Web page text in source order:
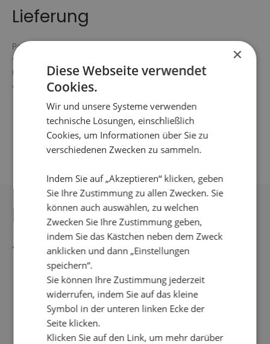
Lieferung
Pakete werden normalerweise innerhalb von 1-4 Tagen
versendet.
Unter besonderen Umständen kann es etwas länger
dauern.
DAS KÖNNTE IHNEN
AUCH GEFALLEN
×
Diese Webseite verwendet
Cookies.
Wir und unsere Systeme verwenden
technische Lösungen, einschließlich
Cookies, um Informationen über Sie zu
verschiedenen Zwecken zu sammeln.
Indem Sie auf „Akzeptieren“ klicken, geben
Sie Ihre Zustimmung zu allen Zwecken. Sie
können auch auswählen, zu welchen
Zwecken Sie Ihre Zustimmung geben,
indem Sie das Kästchen neben dem Zweck
anklicken und dann „Einstellungen
speichern“.
Sie können Ihre Zustimmung jederzeit
widerrufen, indem Sie auf das kleine
Symbol in der unteren linken Ecke der
Seite klicken.
Klicken Sie auf den Link, um mehr darüber